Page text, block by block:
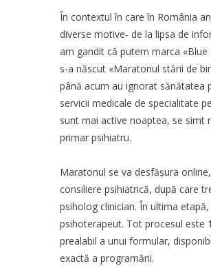
În contextul în care în România
diverse motive- de la lipsa de
am gandit că putem marca «Blue
s-a născut «Maratonul stării de
până acum au ignorat sănătatea
servicii medicale de specialitate
sunt mai active noaptea, se simt
primar psihiatru.
Maratonul se va desfășura
consiliere psihiatrică, după care
psiholog clinician. În ultima
psihoterapeut. Tot procesul este
prealabil a unui formular,
exactă a programării.